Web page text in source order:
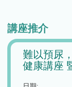
講座推介
養和跨專
之實用策